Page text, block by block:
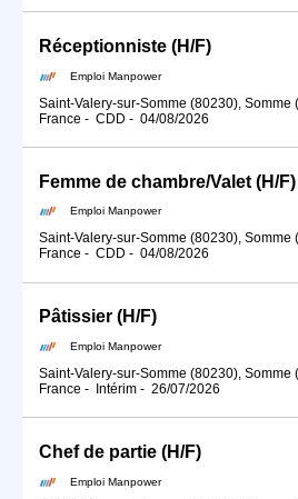
Réceptionniste (H/F)
Emploi Manpower
Saint-Valery-sur-Somme (80230), Somme
France - CDD - 04/08/2026
Femme de chambre/Valet (H/F)
Emploi Manpower
Saint-Valery-sur-Somme (80230), Somme
France - CDD - 04/08/2026
Pâtissier (H/F)
Emploi Manpower
Saint-Valery-sur-Somme (80230), Somme
France - Intérim - 26/07/2026
Chef de partie (H/F)
Emploi Manpower